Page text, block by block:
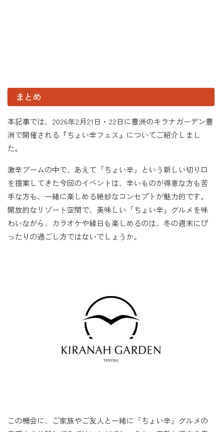
まとめ
本記事では、2026年2月21日・22日に豊洲のキラナガーデン豊
洲で開催される『ちょい辛フェス』についてご紹介しまし
た。
激辛ブームの中で、あえて「ちょい辛」という新しい切り口
を提案してきた今回のイベントは、辛いものが得意な方も苦
手な方も、一緒に楽しめる絶妙なコンセプトが魅力的です。
開放的なリゾート空間で、美味しい「ちょい辛」グルメを味
わいながら、カラオケや縁日も楽しめるのは、冬の週末にぴ
ったりの過ごし方ではないでしょうか。
この機会に、ご家族やご友人と一緒に「ちょい辛」グルメの